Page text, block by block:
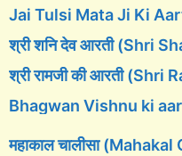
Jai Tulsi Mata Ji Ki Aarti
श्री शनि देव आरती (Shri
श्री रामजी की आरती (Shri
Bhagwan Vishnu ki aarti
महाकाल चालीसा